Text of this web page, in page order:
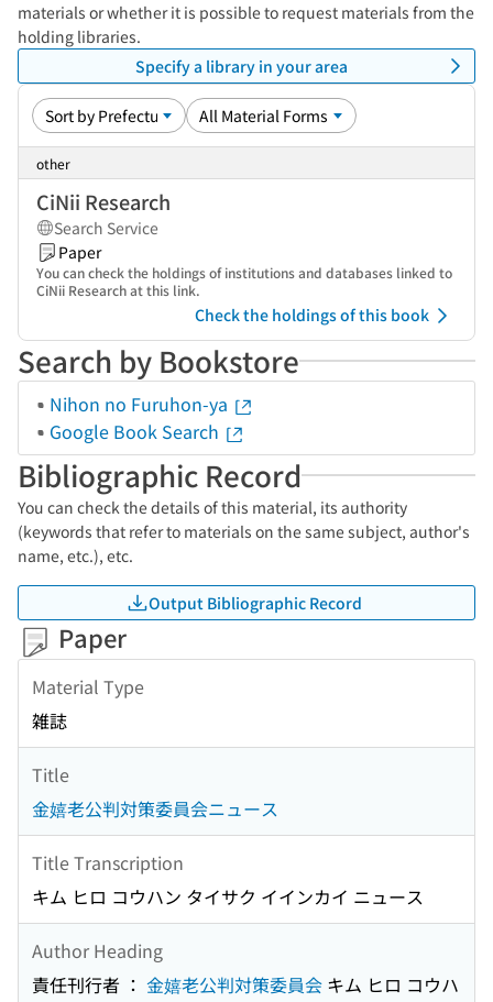
materials or whether it is possible to request materials from the
holding libraries.
Specify a library in your area
other
CiNii Research
Search Service
Paper
You can check the holdings of institutions and databases linked to
CiNii Research at this link.
Check the holdings of this book
Search by Bookstore
Nihon no Furuhon-ya
Google Book Search
Bibliographic Record
You can check the details of this material, its authority
(keywords that refer to materials on the same subject, author's
name, etc.), etc.
Output Bibliographic Record
Paper
Material Type
雑誌
Title
金嬉老公判対策委員会ニュース
Title Transcription
キム ヒロ コウハン タイサク イインカイ ニュース
Author Heading
責任刊行者 ： 金嬉老公判対策委員会 キム ヒロ コウハ